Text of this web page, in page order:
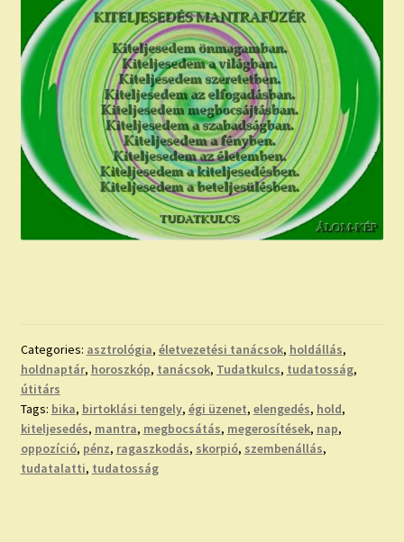
Categories: asztrológia, életvezetési tanácsok, holdállás,
holdnaptár, horoszkóp, tanácsok, Tudatkulcs, tudatosság,
útitárs
Tags: bika, birtoklási tengely, égi üzenet, elengedés, hold,
kiteljesedés, mantra, megbocsátás, megerosítések, nap,
oppozíció, pénz, ragaszkodás, skorpió, szembenállás,
tudatalatti, tudatosság